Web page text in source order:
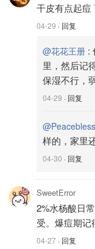
干皮有点起痘
04-29 · 回复
@花花王册 :
里，然后记
保湿不行，
04-29 · 回复
样的，家里
04-30 · 回复
SweetError
2%水杨酸日
受。爆痘期记
04-27 · 回复